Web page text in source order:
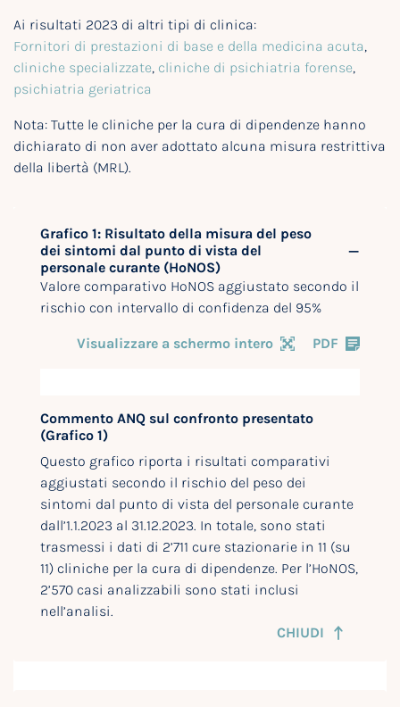
Ai risultati 2023 di altri tipi di clinica:
Fornitori di prestazioni di base e della medicina acuta,
cliniche specializzate, cliniche di psichiatria forense,
psichiatria geriatrica
Nota: Tutte le cliniche per la cura di dipendenze hanno
dichiarato di non aver adottato alcuna misura restrittiva
della libertà (MRL).
Grafico 1: Risultato della misura del peso
dei sintomi dal punto di vista del
personale curante (HoNOS)
Valore comparativo HoNOS aggiustato secondo il
rischio con intervallo di confidenza del 95%
Visualizzare a schermo intero PDF
Commento ANQ sul confronto presentato
(Grafico 1)
Questo grafico riporta i risultati comparativi
aggiustati secondo il rischio del peso dei
sintomi dal punto di vista del personale curante
dall’1.1.2023 al 31.12.2023. In totale, sono stati
trasmessi i dati di 2’711 cure stazionarie in 11 (su
11) cliniche per la cura di dipendenze. Per l’HoNOS,
2’570 casi analizzabili sono stati inclusi
nell’analisi.
CHIUDI